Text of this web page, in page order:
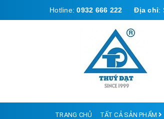
Hotline:0932 666 222 Địa chỉ:
TRANG CHỦ TẤT CẢ SẢN PHẨM